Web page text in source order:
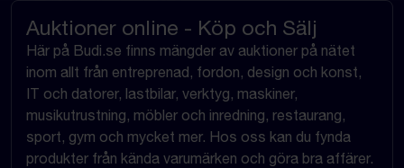
Auktioner online - Köp och Sälj
Här på Budi.se finns mängder av auktioner på nätet
inom allt från entreprenad, fordon, design och konst,
IT och datorer, lastbilar, verktyg, maskiner,
musikutrustning, möbler och inredning, restaurang,
sport, gym och mycket mer. Hos oss kan du fynda
produkter från kända varumärken och göra bra affärer.